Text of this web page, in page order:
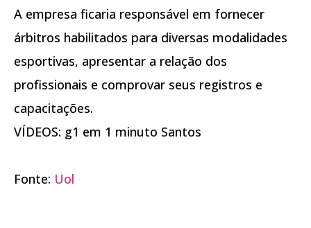
A empresa ficaria responsável em fornecer
árbitros habilitados para diversas modalidades
esportivas, apresentar a relação dos
profissionais e comprovar seus registros e
capacitações.
VÍDEOS: g1 em 1 minuto Santos
Fonte: Uol